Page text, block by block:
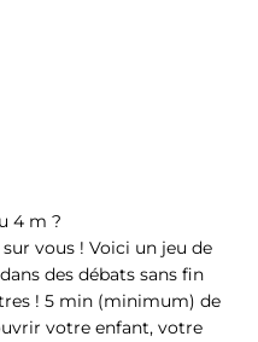
4 m ?
vous ! Voici un jeu de
des débats sans fin
! 5 min (minimum) de
votre enfant, votre